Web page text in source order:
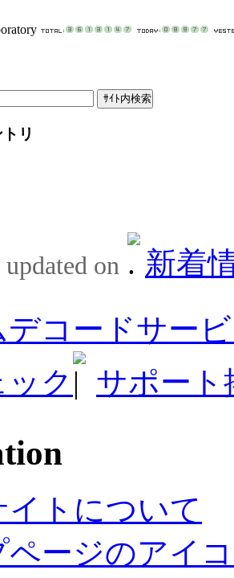
リ
on
新着
デコードサー
ク
サポート
イトについて
ページのアイ